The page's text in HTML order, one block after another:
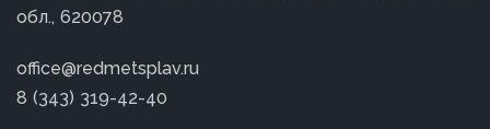
обл., 620078
office@redmetsplav.ru
8 (343) 319-42-40